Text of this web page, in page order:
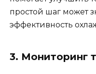
простой шаг может
эффективность
3. Мониторинг